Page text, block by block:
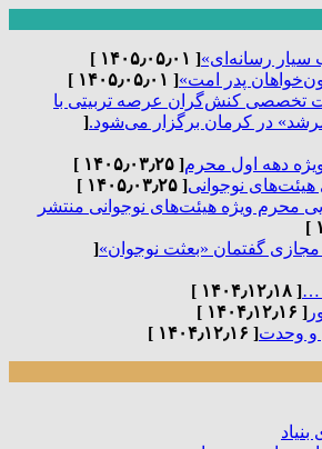
رسانه‌ای»[ ۱۴۰۵٫۰۵٫۰۱ ]
پدر امت»[ ۱۴۰۵٫۰۵٫۰۱ ]
تخصصی کنش‌گران عرصه تربیتی با
در کرمان برگزار می‌شود.[
دهه اول محرم[ ۱۴۰۵٫۰۳٫۲۵ ]
هیئت‌های نوجوانی[ ۱۴۰۵٫۰۳٫۲۵ ]
محرم ویژه هیئت‌های نوجوانی منتشر
مجازی گفتمان «بعثت نوجوان»[
…[ ۱۴۰۴٫۱۲٫۱۸ ]
[ ۱۴۰۴٫۱۲٫۱۶ ]
و وحدت[ ۱۴۰۴٫۱۲٫۱۶ ]